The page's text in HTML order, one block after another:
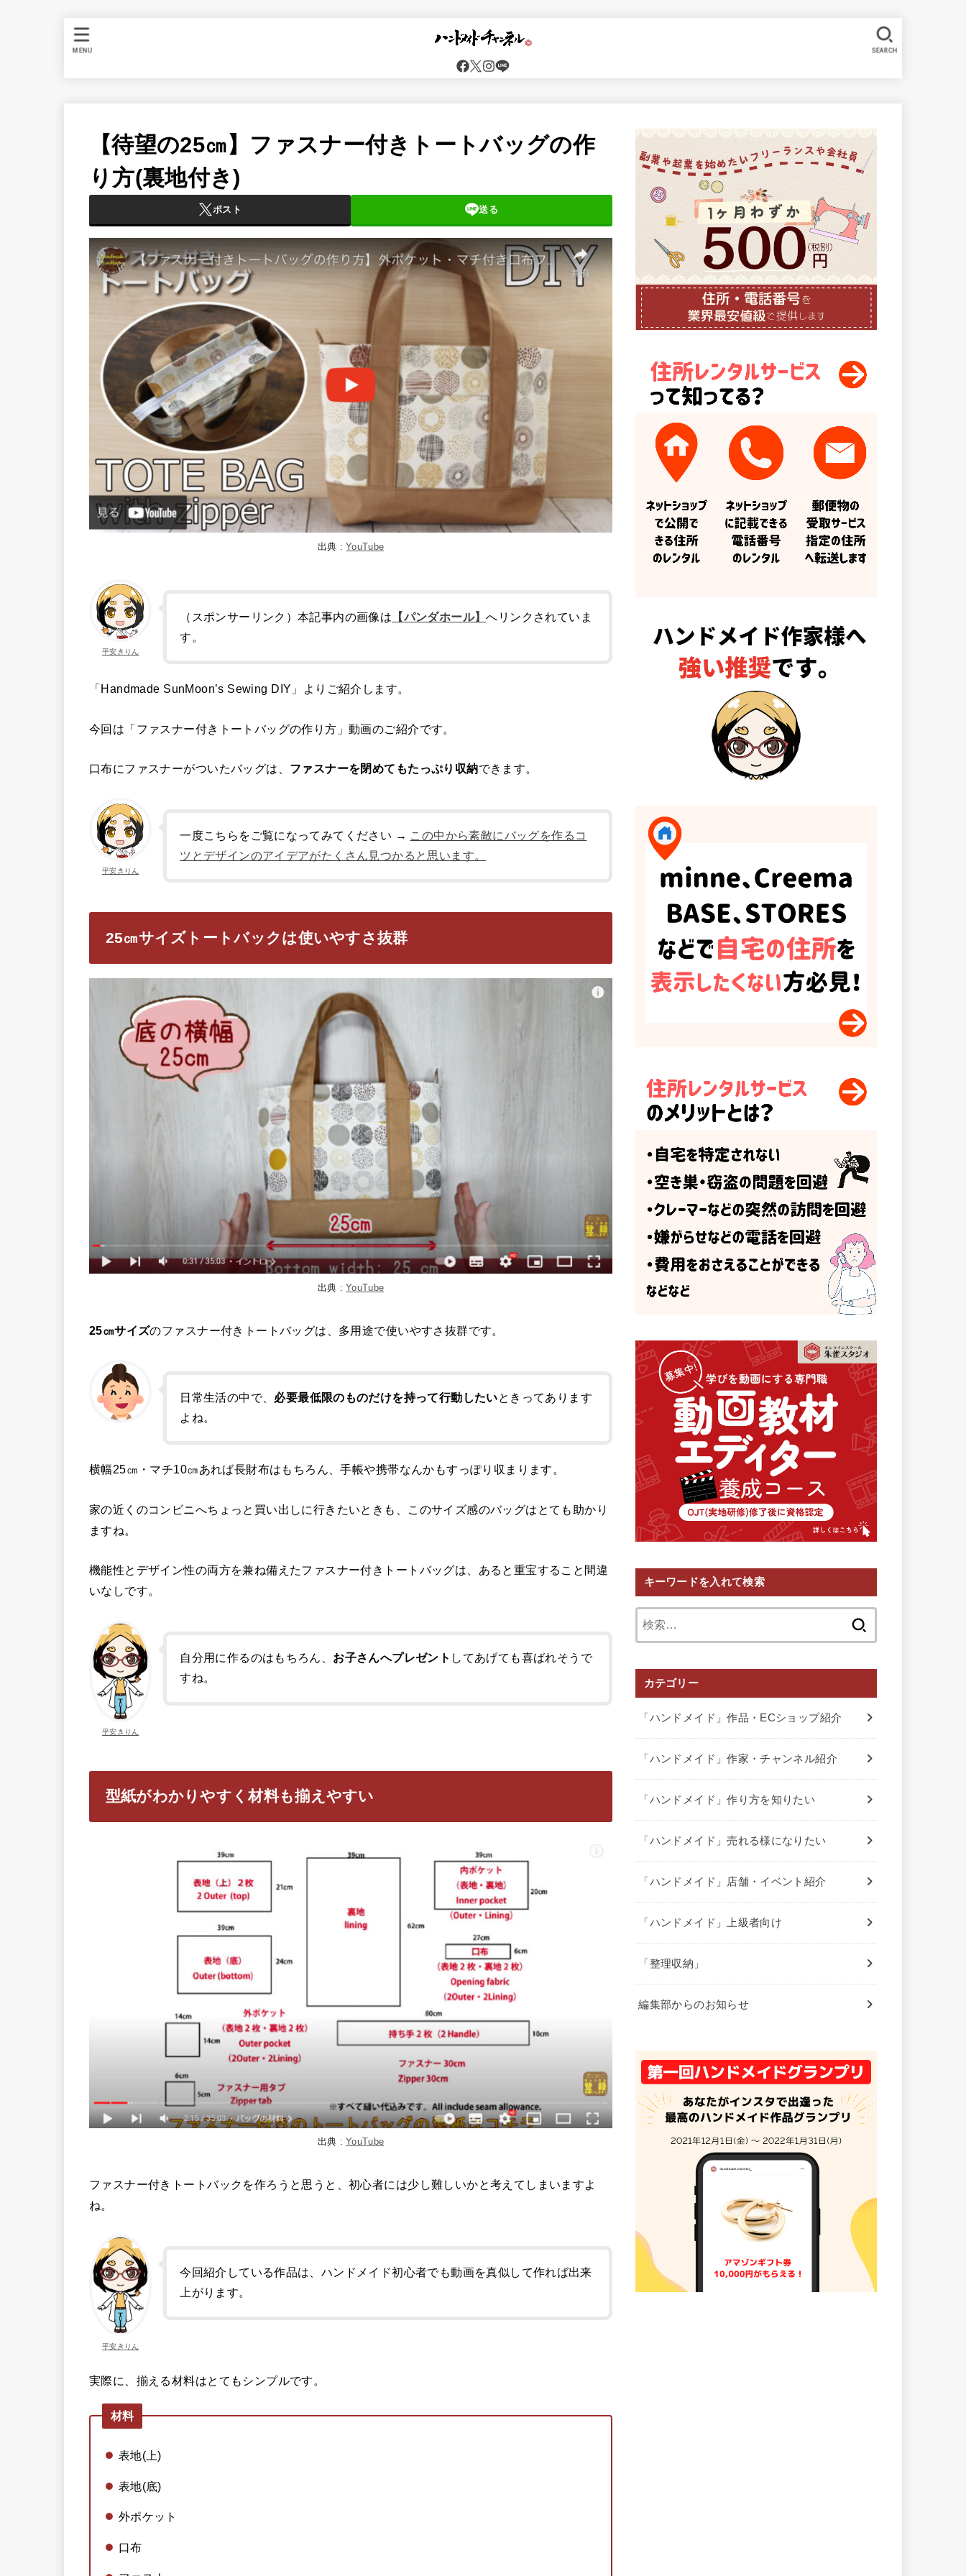
SEARCH
MENU
【待望の25㎝】ファスナー付きトートバッグの作
り方(裏地付き)
ポスト 送る
出典 :YouTube
平安きりん
（スポンサーリンク）本記事内の画像は 【パンダホール】へリンクされていま
す。
「Handmade SunMoon’s Sewing DIY」よりご紹介します。
今回は「ファスナー付きトートバッグの作り方」動画のご紹介です。
口布にファスナーがついたバッグは、 ファスナーを閉めてもたっぷり収納できます。
平安きりん
一度こちらをご覧になってみてください → この中から素敵にバッグを作るコ
ツとデザインのアイデアがたくさん見つかると思います。
25㎝サイズトートバックは使いやすさ抜群
出典 :YouTube
25㎝サイズのファスナー付きトートバッグは、多用途で使いやすさ抜群です。
日常生活の中で、 必要最低限のものだけを持って行動したいときってあります
よね。
横幅25㎝・マチ10㎝あれば長財布はもちろん、手帳や携帯なんかもすっぽり収まります。
家の近くのコンビニへちょっと買い出しに行きたいときも、このサイズ感のバッグはとても助かり
ますね。
機能性とデザイン性の両方を兼ね備えたファスナー付きトートバッグは、あると重宝すること間違
いなしです。
平安きりん
自分用に作るのはもちろん、 お子さんへプレゼント してあげても喜ばれそうで
すね。
型紙がわかりやすく材料も揃えやすい
出典 :YouTube
ファスナー付きトートバックを作ろうと思うと、初心者には少し難しいかと考えてしまいますよ
ね。
平安きりん
今回紹介している作品は、ハンドメイド初心者でも動画を真似して作れば出来
上がります。
実際に、揃える材料はとてもシンプルです。
材料
表地(上)
表地(底)
外ポケット
口布
キーワードを入れて検索
カテゴリー
「ハンドメイド」作品・ECショップ紹介
「ハンドメイド」作家・チャンネル紹介
「ハンドメイド」作り方を知りたい
「ハンドメイド」売れる様になりたい
「ハンドメイド」店舗・イベント紹介
「ハンドメイド」上級者向け
「整理収納」
編集部からのお知らせ